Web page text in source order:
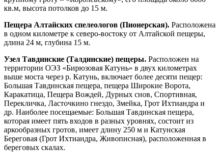
кв.м, высота потолков до 15 м.
Пещера Алтайских спелеологов (Пионерская). Расположена
в одном километре к северо-востоку от Алтайской пещеры,
длина 24 м, глубина 15 м.
Узел Тавдинские (Талдинские) пещеры. Расположен на
территории ОЭЗ «Бирюзовая Катунь» в двух километрах
выше моста через р. Катунь, включает более десяти пещер:
Большая Тавдинская пещера, пещера Широкие Ворота,
Каракатица, Пещера Вождей, Дурных снов, Спортивная,
Перекличка, Ласточкино гнездо, Змейка, Грот Ихтиандра и
др. Наиболее посещаемые: Большая Тавдинская пещера,
которая имеет пять входов в разных уровнях, состоит из
аркообразных гротов, имеет длину 250 м и Катунская
Береговая (Грот Ихтиандра, Живописная), расположенная в
береговых скалах.